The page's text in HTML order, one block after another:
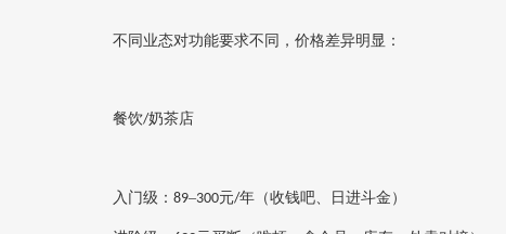
不同业态对功能要求不同，价格差异明显：
餐饮/奶茶店‌
入门级： 89–300元/年‌（收钱吧、日进斗金）